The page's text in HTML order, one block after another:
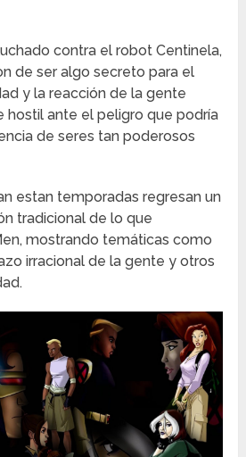
contra el robot Centinela,
de ser algo secreto para el
y la reacción de la gente
hostil ante el peligro que podría
de seres tan poderosos
estan temporadas regresan un
tradicional de lo que
mostrando temáticas como
irracional de la gente y otros